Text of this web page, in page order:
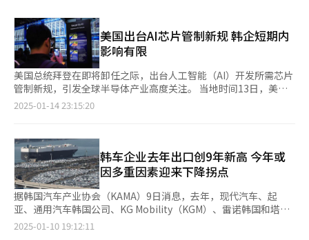
美国出台AI芯片管制新规 韩企短期内
影响有限
美国总统拜登在即将卸任之际，出台人工智能（AI）开发所需芯片
管制新规，引发全球半导体产业高度关注。 当地时间13日，美国
商务部宣布，将向包括韩国在内的20个关键盟友与合作伙伴不设限
新规限制，三星电子和SK海力士虽然在华设厂，但由于总部实体
位于韩国国内可获高度信任的“通用验证最终用户”（UVEU）身
份。 有意见认为，本次出台的新规若令全球半导体产业萎缩，在
产业链中占据较大比重的韩国半导体产业也无法“全身而退”。尤
其是从韩国立场来看，美方升级对华制裁力度，从长期来看可能会
受到影响。 美国政府发布新规后，中国商务部新闻发言人立即回
应称，拜登政府对第三方与中国开展正常贸易设置障碍、横加干
涉。严重阻碍各国正常经贸往来，严重破坏市场规则和国际经贸秩
2025-01-14 23:15:20
韩车企业去年出口创9年新高 今年或
因多重因素迎来下降拐点
据韩国汽车产业协会（KAMA）9日消息，去年，现代汽车、起
亚、通用汽车韩国公司、KG Mobility（KGM）、雷诺韩国和塔塔
大宇等6家国内整车企业共出口278.2639万辆整车，创下自2015年
2025-01-10 19:12:11